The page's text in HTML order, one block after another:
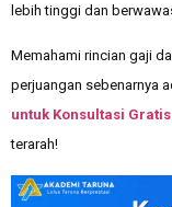
lebih tinggi dan
Memahami rincian gaji
perjuangan sebenarnya
untuk Konsultasi Gratis
terarah!